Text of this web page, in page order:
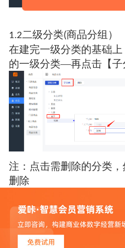
1.2二级分类(商品分组）
在建完一级分类的基础
的一级分类—再点击【子
注：点击需删除的分类
删除